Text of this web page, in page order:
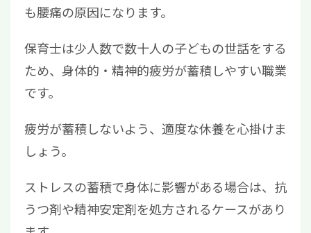
も腰痛の原因になります。
保育士は少人数で数十人の子どもの世話をする
ため、身体的・精神的疲労が蓄積しやすい職業
です。
疲労が蓄積しないよう、適度な休養を心掛けま
しょう。
ストレスの蓄積で身体に影響がある場合は、抗
うつ剤や精神安定剤を処方されるケースがあり